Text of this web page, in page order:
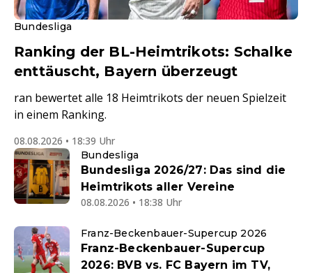
Bundesliga
Ranking der BL-Heimtrikots: Schalke
enttäuscht, Bayern überzeugt
ran bewertet alle 18 Heimtrikots der neuen Spielzeit
in einem Ranking.
08.08.2026 • 18:39 Uhr
Bundesliga
Bundesliga 2026/27: Das sind die
Heimtrikots aller Vereine
08.08.2026 • 18:38 Uhr
Franz-Beckenbauer-Supercup 2026
Franz-Beckenbauer-Supercup
2026: BVB vs. FC Bayern im TV,